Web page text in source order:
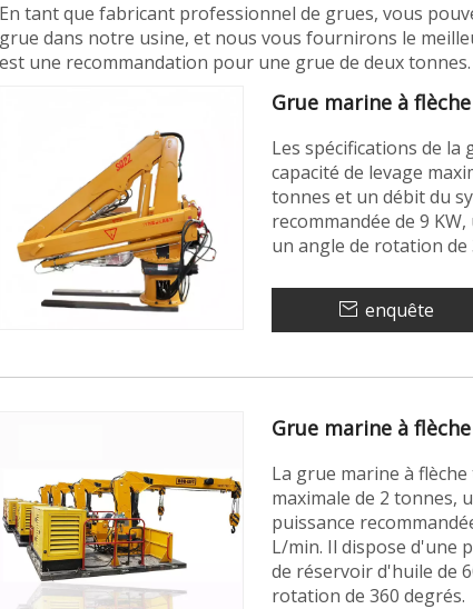
En tant que fabricant professionnel de grues, vous
grue dans notre usine, et nous vous fournirons le
est une recommandation pour une grue de deux tonnes.
Grue marine à
Les spécifications de
capacité de levage
tonnes et un débit du
recommandée de 9
un angle de rotation de
enquête
Grue marine à
La grue marine à
maximale de 2 tonnes,
puissance
L/min. Il dispose d'une
de réservoir d'huile de
rotation de 360 ​​​​degrés.